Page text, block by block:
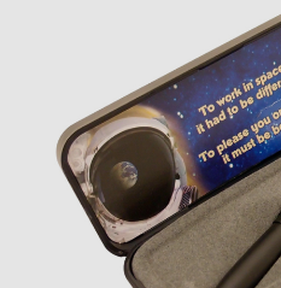
SMYKKER & ACCESSORIES
BRYLLUPSGAVE 2026
STUDENTERGAVE 2026